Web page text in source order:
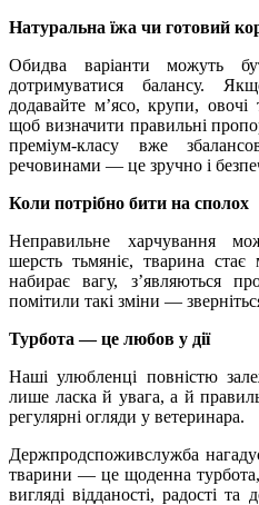
Натуральна їжа чи готовий
Обидва варіанти можуть
дотримуватися балансу.
додавайте м’ясо, крупи, овочі
щоб визначити правильні
преміум-класу вже
речовинами — це зручно і
Коли потрібно бити на сполох
Неправильне харчування
шерсть тьмяніє, тварина
набирає вагу, з’являються
помітили такі зміни —
Турбота — це любов у дії
Наші улюбленці повністю
лише ласка й увага, а й
регулярні огляди у ветеринара.
Держпродспоживслужба
тварини — це щоденна
вигляді відданості, радості